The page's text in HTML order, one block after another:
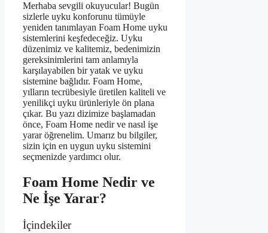
Merhaba sevgili okuyucular! Bugün
sizlerle uyku konforunu tümüyle
yeniden tanımlayan Foam Home uyku
sistemlerini keşfedeceğiz. Uyku
düzenimiz ve kalitemiz, bedenimizin
gereksinimlerini tam anlamıyla
karşılayabilen bir yatak ve uyku
sistemine bağlıdır. Foam Home,
yılların tecrübesiyle üretilen kaliteli ve
yenilikçi uyku ürünleriyle ön plana
çıkar. Bu yazı dizimize başlamadan
önce, Foam Home nedir ve nasıl işe
yarar öğrenelim. Umarız bu bilgiler,
sizin için en uygun uyku sistemini
seçmenizde yardımcı olur.
Foam Home Nedir ve
Ne İşe Yarar?
İçindekiler